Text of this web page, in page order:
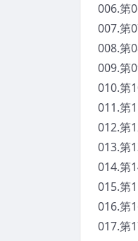
006.第
007.第
008.第
009.第
010.第
011.第
012.第
013.第
014.第
015.第
016.第
017.第